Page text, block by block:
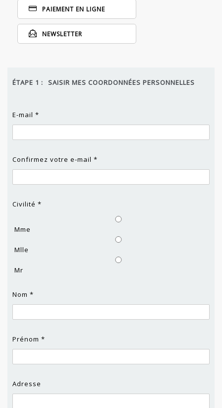
PAIEMENT EN LIGNE
NEWSLETTER
ÉTAPE 1 : SAISIR MES COORDONNÉES PERSONNELLES
E-mail *
Confirmez votre e-mail *
Civilité *
Mme
Mlle
Mr
Nom *
Prénom *
Adresse